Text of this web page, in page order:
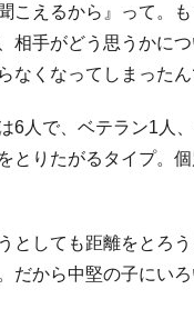
こえるから』って。
相手がどう思うかに
なくなってしまったん
6人で、ベテラン1人
とりたがるタイプ。
としても距離をとろ
だから中堅の子にい